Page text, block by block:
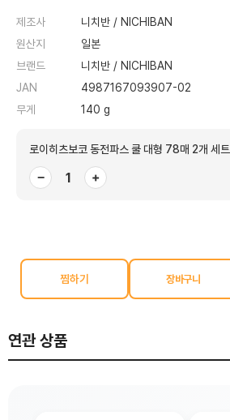
제조사
니치반 / NICHIBAN
원산지
일본
브랜드
니치반 / NICHIBAN
JAN
4987167093907-02
무게
140 g
로이히츠보코 동전파스 쿨 대형 78매 2개 세트
− +
찜하기
연관 상품